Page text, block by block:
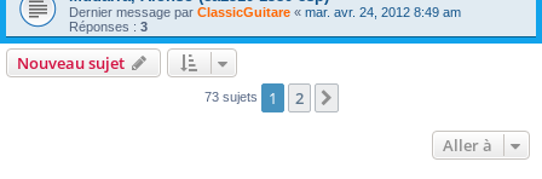
Dernier message par ClassicGuitare « mar. avr. 24, 2012 8:49 am
Réponses : 3
Nouveau sujet
73 sujets 1 2
Aller à